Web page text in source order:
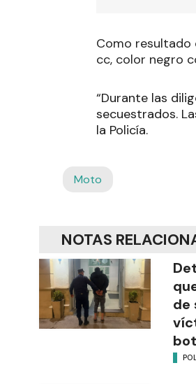
Como resultado
cc, color negro
“Durante las
secuestrados.
la Policía.
Moto
NOTAS
de